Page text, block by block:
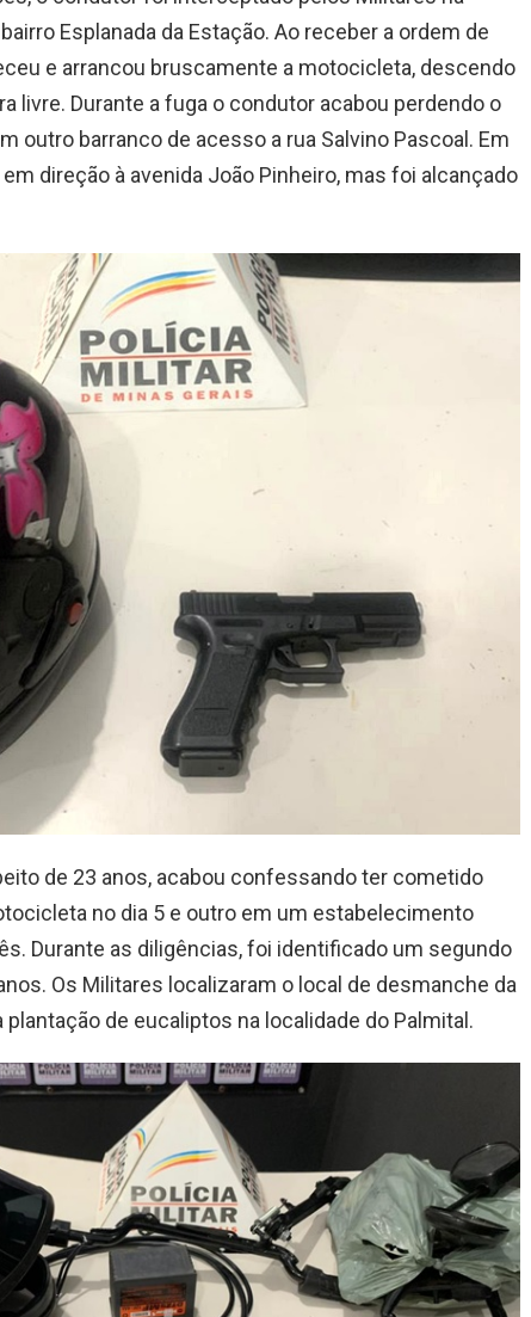
Esplanada da Estação. Ao receber a ordem de
e arrancou bruscamente a motocicleta, descendo
livre. Durante a fuga o condutor acabou perdendo o
outro barranco de acesso a rua Salvino Pascoal. Em
direção à avenida João Pinheiro, mas foi alcançado
de 23 anos, acabou confessando ter cometido
no dia 5 e outro em um estabelecimento
Durante as diligências, foi identificado um segundo
Os Militares localizaram o local de desmanche da
de eucaliptos na localidade do Palmital.